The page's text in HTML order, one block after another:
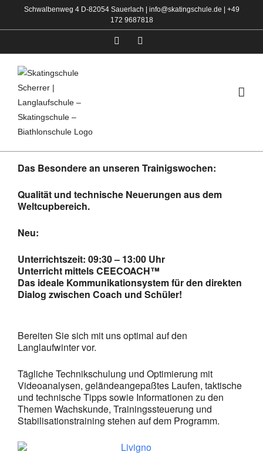
Schwalbenweg 4 D-82054 Sauerlach | info@skatingschule.de
+49
172 9687818
Facebook
Das Besondere an unseren Trainigswochen:
Qualität und technische Neuerungen aus dem
Weltcupbereich.
Neu:
Unterrichtszeit: 09:30 – 13:00 Uhr
Unterricht mittels CEECOACH™
Das ideale Kommunikationsystem für den direkten
Dialog zwischen Coach und Schüler!
Bereiten Sie sich mit uns optimal auf den
Langlaufwinter vor.
Tägliche Technikschulung und Optimierung mit
Videoanalysen, geländeangepaßtes Laufen, taktische
und technische Tipps sowie Informationen zu den
Themen Wachskunde, Trainingssteuerung und
Stabilisationstraining stehen auf dem Programm.